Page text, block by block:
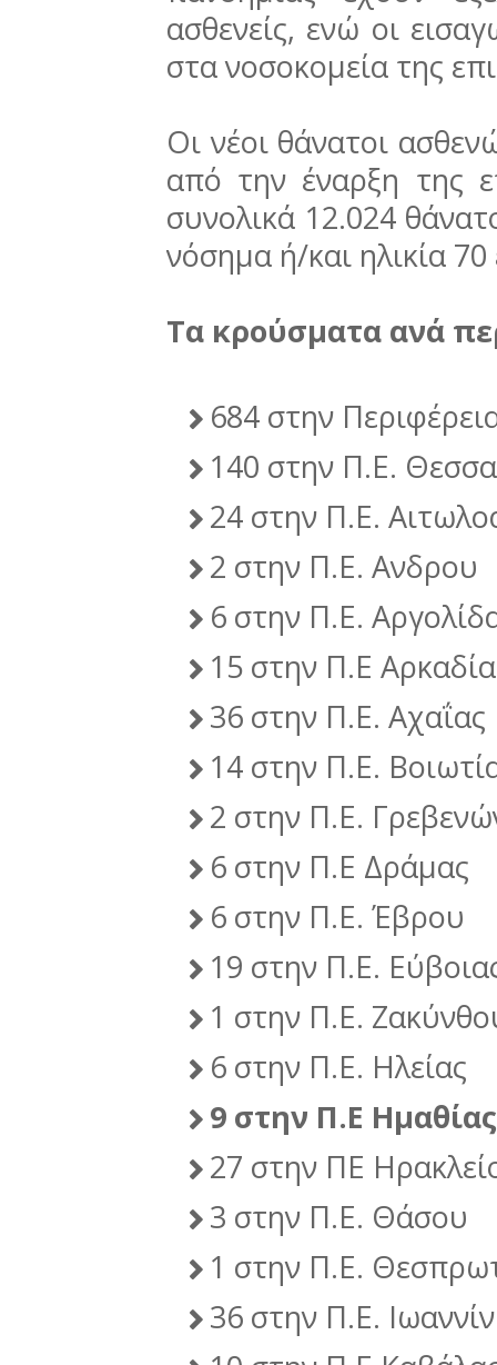
ασθενείς, ενώ οι
στα νοσοκομεία της
Οι νέοι θάνατοι
από την έναρξη της
συνολικά 12.024
νόσημα ή/και ηλικία
Τα κρούσματα ανά
684 στην
140 στην Π.Ε.
24 στην Π.Ε.
2 στην Π.Ε. Ανδρου
6 στην Π.Ε.
15 στην Π.Ε
36 στην Π.Ε. Αχαΐας
14 στην Π.Ε.
2 στην Π.Ε.
6 στην Π.Ε Δράμας
6 στην Π.Ε. Έβρου
19 στην Π.Ε.
1 στην Π.Ε.
6 στην Π.Ε. Ηλείας
9 στην Π.Ε Ημαθίας
27 στην ΠΕ
3 στην Π.Ε. Θάσου
1 στην Π.Ε.
36 στην Π.Ε.